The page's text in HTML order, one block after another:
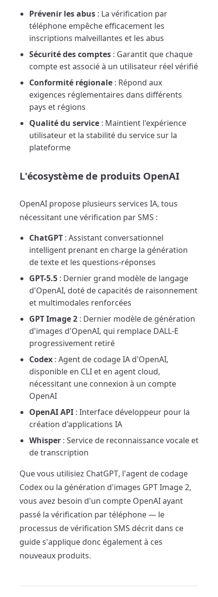
Prévenir les abus : La vérification par
téléphone empêche efficacement les
inscriptions malveillantes et les abus
Sécurité des comptes : Garantit que chaque
compte est associé à un utilisateur réel vérifié
Conformité régionale : Répond aux
exigences réglementaires dans différents
pays et régions
Qualité du service : Maintient l'expérience
utilisateur et la stabilité du service sur la
plateforme
L'écosystème de produits OpenAI
OpenAI propose plusieurs services IA, tous
nécessitant une vérification par SMS :
ChatGPT : Assistant conversationnel
intelligent prenant en charge la génération
de texte et les questions-réponses
GPT-5.5 : Dernier grand modèle de langage
d'OpenAI, doté de capacités de raisonnement
et multimodales renforcées
GPT Image 2 : Dernier modèle de génération
d'images d'OpenAI, qui remplace DALL-E
progressivement retiré
Codex : Agent de codage IA d'OpenAI,
disponible en CLI et en agent cloud,
nécessitant une connexion à un compte
OpenAI
OpenAI API : Interface développeur pour la
création d'applications IA
Whisper : Service de reconnaissance vocale et
de transcription
Que vous utilisiez ChatGPT, l'agent de codage
Codex ou la génération d'images GPT Image 2,
vous avez besoin d'un compte OpenAI ayant
passé la vérification par téléphone — le
processus de vérification SMS décrit dans ce
guide s'applique donc également à ces
nouveaux produits.